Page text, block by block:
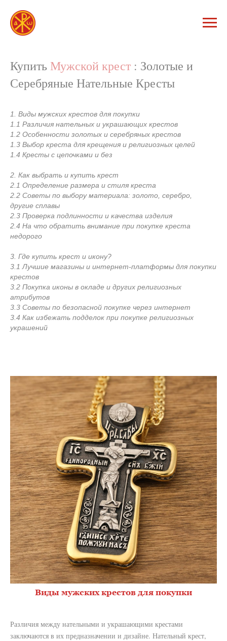
Купить Мужской крест : Золотые и
Серебряные Нательные Кресты
1. Виды мужских крестов для покупки
1.1 Различия нательных и украшающих крестов
1.2 Особенности золотых и серебряных крестов
1.3 Выбор креста для крещения и религиозных целей
1.4 Кресты с цепочками и без
2. Как выбрать и купить крест
2.1 Определение размера и стиля креста
2.2 Советы по выбору материала: золото, серебро,
другие сплавы
2.3 Проверка подлинности и качества изделия
2.4 На что обратить внимание при покупке креста
недорого
3. Где купить крест и икону?
3.1 Лучшие магазины и интернет-платформы для покупки
крестов
3.2 Покупка иконы в окладе и других религиозных
атрибутов
3.3 Советы по безопасной покупке через интернет
3.4 Как избежать подделок при покупке религиозных
украшений
Виды мужских крестов для покупки
Различия между нательными и украшающими крестами
заключаются в их предназначении и дизайне. Нательный крест,